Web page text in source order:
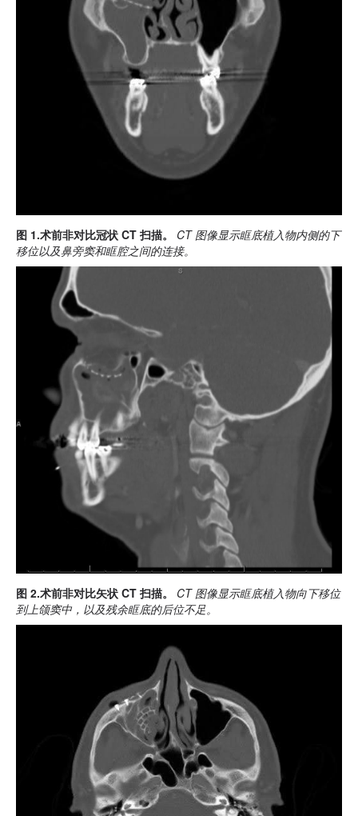
图 1.术前非对比冠状 CT 扫描。 CT 图像显示眶底植入物内侧的下
移位以及鼻旁窦和眶腔之间的连接。
图 2.术前非对比矢状 CT 扫描。 CT 图像显示眶底植入物向下移位
到上颌窦中，以及残余眶底的后位不足。